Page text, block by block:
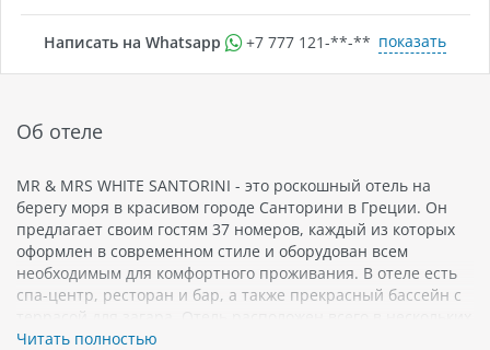
Написать на Whatsapp +7 777 121-**-** показать
Об отеле
MR & MRS WHITE SANTORINI - это роскошный отель на
берегу моря в красивом городе Санторини в Греции. Он
предлагает своим гостям 37 номеров, каждый из которых
оформлен в современном стиле и оборудован всем
необходимым для комфортного проживания. В отеле есть
спа-центр, ресторан и бар, а также прекрасный бассейн с
террасой для загара. Отель расположен всего в нескольких
минутах ходьбы от центра города и красивого пляжа
Читать полностью